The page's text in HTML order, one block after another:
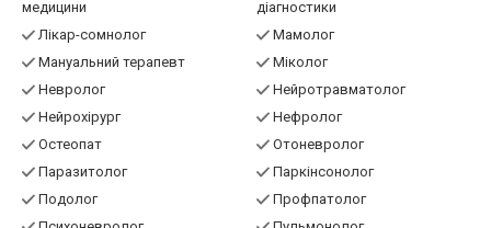
Лікар зі спортивної
медицини
Лікар функціональної
діагностики
Лікар-сомнолог
Мамолог
Мануальний терапевт
Міколог
Невролог
Нейротравматолог
Нейрохірург
Нефролог
Остеопат
Отоневролог
Паразитолог
Паркінсонолог